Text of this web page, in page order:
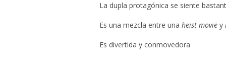
La dupla protagónica se siente
Es una mezcla entre una heist movie y
Es divertida y conmovedora